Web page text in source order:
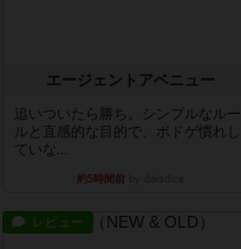
エージェントアベニュー
追いついたら勝ち。シンプルなルー
ルと直感的な目的で、ボドゲ慣れし
ていな...
約5時間前
レビュー